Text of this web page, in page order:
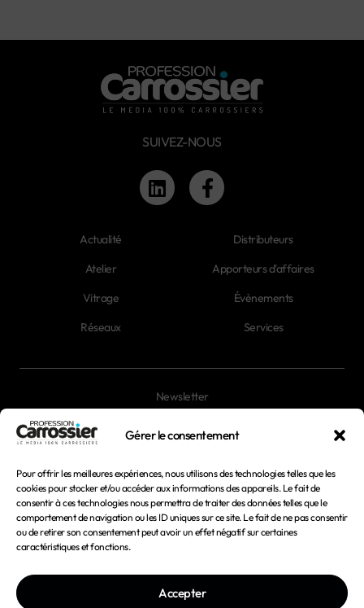
Gérer le consentement
Pour offrir les meilleures expériences, nous utilisons des technologies telles que les
cookies pour stocker et/ou accéder aux informations des appareils. Le fait de
consentir à ces technologies nous permettra de traiter des données telles que le
comportement de navigation ou les ID uniques sur ce site. Le fait de ne pas consentir
ou de retirer son consentement peut avoir un effet négatif sur certaines
caractéristiques et fonctions.
Accepter
SUIVEZ-NOUS
Actualité
Atelier
Vitrage
Réseaux
Distributeurs
Apporteurs d'affaires
Évènements
Services
Newsletter
Mentions légales
Conditions générales d'utilisation
Conditions générales de vente
Politique de cookies